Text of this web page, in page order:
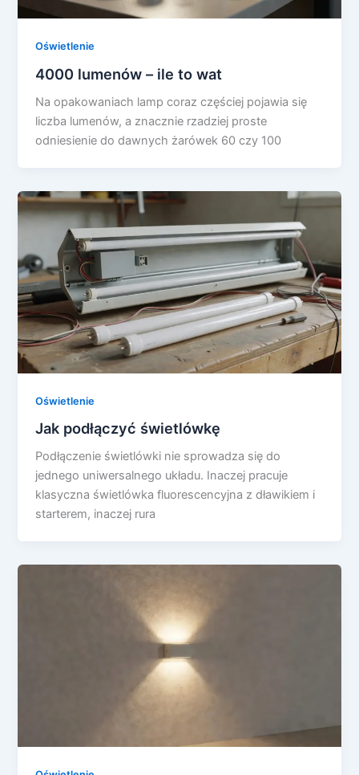
Oświetlenie
4000 lumenów – ile to wat
Na opakowaniach lamp coraz częściej pojawia się
liczba lumenów, a znacznie rzadziej proste
odniesienie do dawnych żarówek 60 czy 100
Oświetlenie
Jak podłączyć świetlówkę
Podłączenie świetlówki nie sprowadza się do
jednego uniwersalnego układu. Inaczej pracuje
klasyczna świetlówka fluorescencyjna z dławikiem i
starterem, inaczej rura